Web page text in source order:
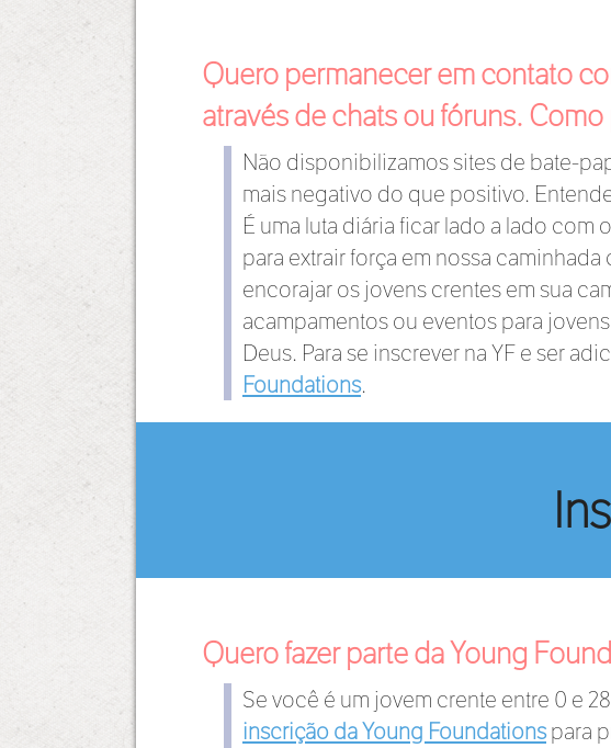
Quero permanecer em contato
através de chats ou fóruns.
Não disponibilizamos sites de bate-
mais negativo do que positivo.
É uma luta diária ficar lado a lado
para extrair força em nossa
encorajar os jovens crentes em sua
acampamentos ou eventos para
Deus. Para se inscrever na YF e ser
Foundations.
Quero fazer parte da Young
Se você é um jovem crente entre 0 e
inscrição da Young Foundationspara